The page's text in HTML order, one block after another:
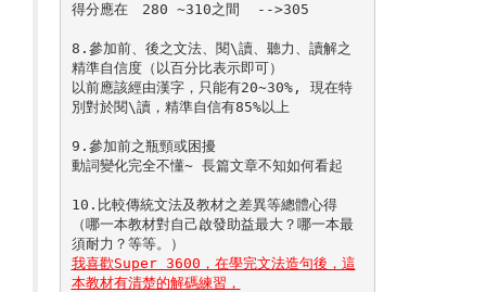
得分應在　280 ~310之間  -->305
8.參加前、後之文法、閱\讀、聽力、讀解之
精準自信度（以百分比表示即可）
以前應該經由漢字，只能有20~30%, 現在特
別對於閱\讀，精準自信有85%以上
9.參加前之瓶頸或困擾
動詞變化完全不懂~ 長篇文章不知如何看起
10.比較傳統文法及教材之差異等總體心得
（哪一本教材對自己啟發助益最大？哪一本最
我喜歡Super 3600，在學完文法造句後，這
本教材有清楚的解碼練習，